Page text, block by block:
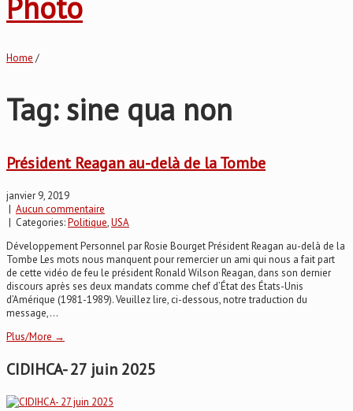
Home /
Tag: sine qua non
Président Reagan au-delà de la Tombe
janvier 9, 2019
| Aucun commentaire
| Categories:Politique,USA
Développement Personnel par Rosie Bourget Président Reagan au-delà de la
Tombe Les mots nous manquent pour remercier un ami qui nous a fait part
de cette vidéo de feu le président Ronald Wilson Reagan, dans son dernier
discours après ses deux mandats comme chef d’État des États-Unis
d’Amérique (1981-1989). Veuillez lire, ci-dessous, notre traduction du
message,...
Plus/More →
CIDIHCA- 27 juin 2025